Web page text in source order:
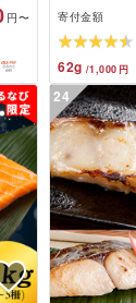
円〜 寄付金額
62g /1,000 円
24